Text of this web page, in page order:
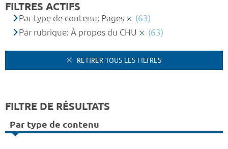
FILTRES ACTIFS
Par type de contenu: Pages
(63)
Par rubrique: À propos du CHU
(63)
RETIRER TOUS LES FILTRES
FILTRE DE RÉSULTATS
Par type de contenu